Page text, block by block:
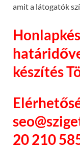
amit a látogatók
készítés
20 210